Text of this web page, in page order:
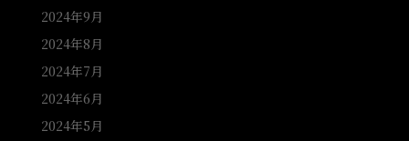
2024年9月
2024年8月
2024年7月
2024年6月
2024年5月